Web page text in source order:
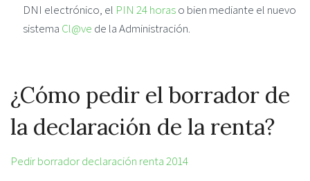
DNI electrónico, el PIN 24 horaso bien mediante el nuevo
sistema Cl@ve de la Administración.
¿Cómo pedir el borrador de
la declaración de la renta?
Pedir borrador declaración renta 2014